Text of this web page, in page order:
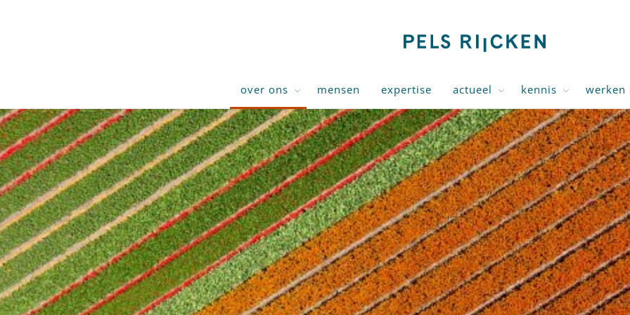
over ons mensen expertise actueel kennis werken